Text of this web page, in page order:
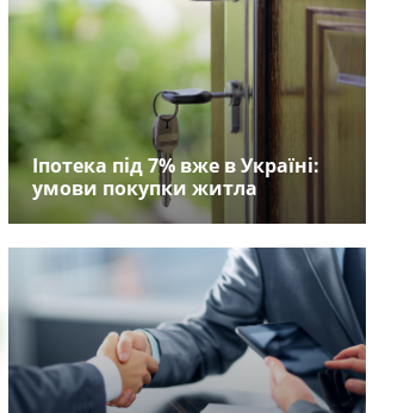
Іпотека під 7% вже в Україні:
умови покупки житла